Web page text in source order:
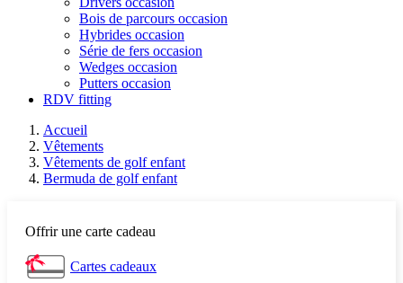
Bois de parcours occasion
Hybrides occasion
Série de fers occasion
Wedges occasion
Putters occasion
RDV fitting
Accueil
Vêtements
Vêtements de golf enfant
Bermuda de golf enfant
Offrir une carte cadeau
Cartes cadeaux